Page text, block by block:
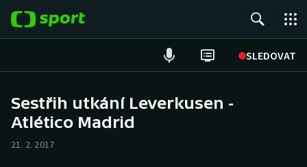
SLEDOVAT
Hokej
Sestřih utkání Leverkusen -
Atlético Madrid
21. 2. 2017